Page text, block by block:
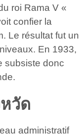
roi Rama V «
confier la
Le résultat fut un
En 1933,
subsiste donc
วัด
administratif